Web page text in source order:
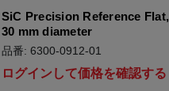
SiC Precision Reference Flat,
30 mm diameter
品番: 6300-0912-01
ログインして価格を確認する